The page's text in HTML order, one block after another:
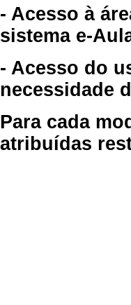
- Acesso à
sistema e-
- Acesso do
necessidade
Para cada
atribuídas